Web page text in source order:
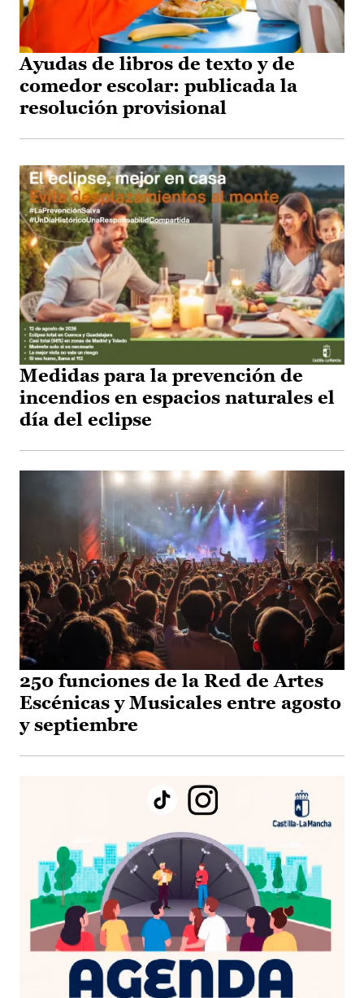
Ayudas de libros de texto y de
comedor escolar: publicada la
resolución provisional
Medidas para la prevención de
incendios en espacios naturales el
día del eclipse
250 funciones de la Red de Artes
Escénicas y Musicales entre agosto
y septiembre